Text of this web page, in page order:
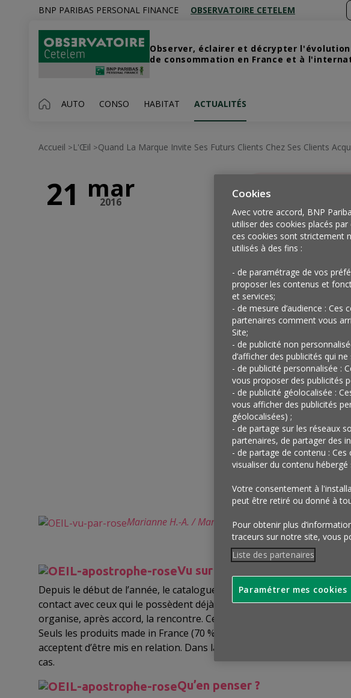
BNP PARIBAS PERSONAL FINANCE OBSERVATOIRE CETELEM
Observer, éclairer et décrypter l'évolution
de consommation en France et à
AUTO CONSO HABITAT ACTUALITÉS
Accueil >L'Œil >Quand La Marque Invite Ses Futurs Clients Chez Ses Clients
ses
21 mar
2016
Marianne H.-A. / Marque, Communication & Publicité
Vu sur Internet
Depuis le début de l’année, le catalogue de vente à distanceLa Camif
contact avec ceux qui le possèdent déjà, voire de se rendre chez
organise, après accord, la rencontre. Ceux qui se prêtent au jeu sont
Seuls les produits made in France (70 % de l’assortiment) sont
acceptent d’être mis en relation. Dans la moitié des cas, une
cas.
Qu’en penser ?
Cookies
Avec votre accord, BNP
utiliser des cookies placés
ces cookies sont strictement
utilisés à des fins :
- de paramétrage de vos
proposer les contenus et
et services;
- de mesure d’audience :
partenaires comment vous
Site;
- de publicité non
d’afficher des publicités qui
- de publicité personnalisée :
vous proposer des publicités
- de publicité géolocalisée :
vous afficher des publicités
géolocalisées) ;
- de partage sur les réseaux
partenaires, de partager des
- de partage de contenu :
visualiser du contenu
Votre consentement à
peut être retiré ou donné à
Pour obtenir plus
traceurs sur notre site, vous
Liste des partenaires
Paramétrer mes cookies